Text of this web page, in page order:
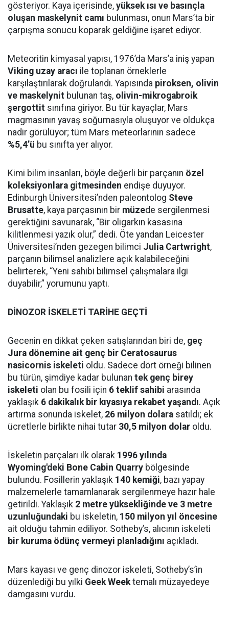
gösteriyor. Kaya içerisinde, yüksek ısı ve basınçla
oluşan maskelynit camı bulunması, onun Mars’ta bir
çarpışma sonucu koparak geldiğine işaret ediyor.
Meteoritin kimyasal yapısı, 1976’da Mars’a iniş yapan
Viking uzay aracı ile toplanan örneklerle
karşılaştırılarak doğrulandı. Yapısında piroksen, olivin
ve maskelynit bulunan taş, olivin-mikrogabroik
şergottit sınıfına giriyor. Bu tür kayaçlar, Mars
magmasının yavaş soğumasıyla oluşuyor ve oldukça
nadir görülüyor; tüm Mars meteorlarının sadece
%5,4’ü bu sınıfta yer alıyor.
Kimi bilim insanları, böyle değerli bir parçanın özel
koleksiyonlara gitmesinden endişe duyuyor.
Edinburgh Üniversitesi’nden paleontolog Steve
Brusatte, kaya parçasının bir müzede sergilenmesi
gerektiğini savunarak, “Bir oligarkın kasasına
kilitlenmesi yazık olur,” dedi. Öte yandan Leicester
Üniversitesi’nden gezegen bilimci Julia Cartwright,
parçanın bilimsel analizlere açık kalabileceğini
belirterek, “Yeni sahibi bilimsel çalışmalara ilgi
duyabilir,” yorumunu yaptı.
DİNOZOR İSKELETİ TARİHE GEÇTİ
Gecenin en dikkat çeken satışlarından biri de, geç
Jura dönemine ait genç bir Ceratosaurus
nasicornis iskeleti oldu. Sadece dört örneği bilinen
bu türün, şimdiye kadar bulunan tek genç birey
iskeleti olan bu fosili için 6 teklif sahibi arasında
yaklaşık 6 dakikalık bir kıyasıya rekabet yaşandı. Açık
artırma sonunda iskelet, 26 milyon dolara satıldı; ek
ücretlerle birlikte nihai tutar 30,5 milyon dolar oldu.
İskeletin parçaları ilk olarak 1996 yılında
Wyoming'deki Bone Cabin Quarry bölgesinde
bulundu. Fosillerin yaklaşık 140 kemiği, bazı yapay
malzemelerle tamamlanarak sergilenmeye hazır hale
getirildi. Yaklaşık 2 metre yüksekliğinde ve 3 metre
uzunluğundaki bu iskeletin, 150 milyon yıl öncesine
ait olduğu tahmin ediliyor. Sotheby’s, alıcının iskeleti
bir kuruma ödünç vermeyi planladığını açıkladı.
Mars kayası ve genç dinozor iskeleti, Sotheby’s’in
düzenlediği bu yılki Geek Weektemalı müzayedeye
damgasını vurdu.